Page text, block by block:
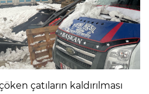
çatıların kaldırılması